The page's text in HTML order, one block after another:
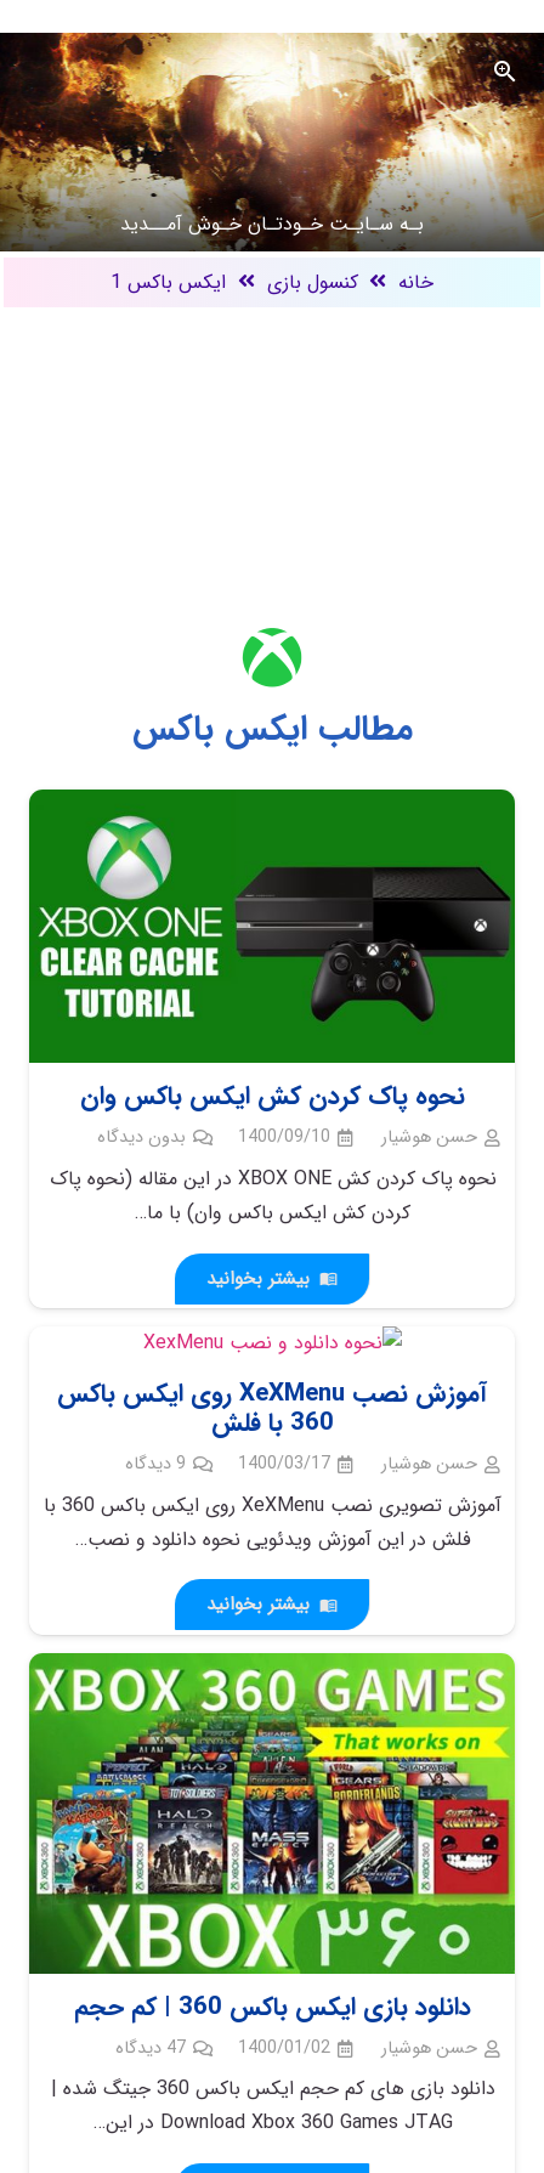
بـه سـایـت خـودتـان خـوش آمــدید
خانه
کنسول بازی ایکس باکس 1
مطالب ایکس باکس
نحوه پاک کردن کش ایکس باکس وان
حسن هوشیار 1400/09/10 بدون دیدگاه
نحوه پاک کردن کش XBOX ONE در این مقاله (نحوه پاک
کردن کش ایکس باکس وان) با ما…
menu_book بیشتر بخوانید
آموزش نصب XeXMenu روی ایکس باکس
360 با فلش
حسن هوشیار 1400/03/17
9 دیدگاه
آموزش تصویری نصب XeXMenu روی ایکس باکس 360 با
فلش در این آموزش ویدئویی نحوه دانلود و نصب…
menu_book بیشتر بخوانید
دانلود بازی ایکس باکس 360 | کم حجم
حسن هوشیار 1400/01/02
47 دیدگاه
دانلود بازی های کم حجم ایکس باکس 360 جیتگ شده |
Download Xbox 360 Games JTAG در این…